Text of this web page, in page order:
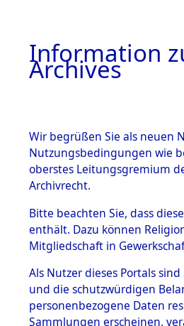
BESTÄNDE
1.
mente
5. Verschiedenes
5.3
Information
Archives
Wir begrüßen Sie als neuen
Nutzungsbedingungen wie
oberstes Leitungsgremium
Archivrecht.
Bitte beachten Sie, dass
enthält. Dazu können
Mitgliedschaft in
Als Nutzer dieses Portals
und die schutzwürdigen
personenbezogene Daten
Sammlungen erscheinen,